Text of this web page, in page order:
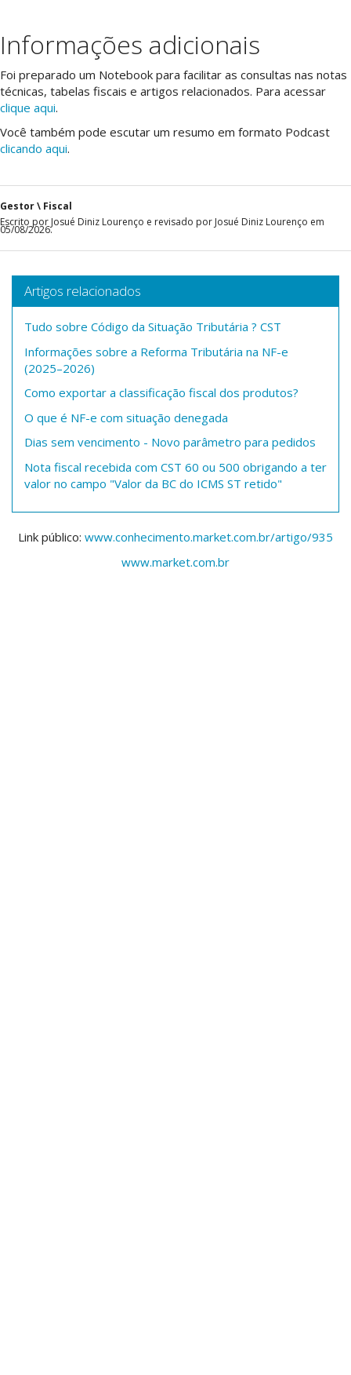
Informações adicionais
Foi preparado um Notebook para facilitar as consultas nas notas
técnicas, tabelas fiscais e artigos relacionados. Para acessar
clique aqui.
Você também pode escutar um resumo em formato Podcast
clicando aqui.
Gestor \ Fiscal
Escrito por Josué Diniz Lourenço e revisado por Josué Diniz Lourenço em
05/08/2026.
Artigos relacionados
Tudo sobre Código da Situação Tributária ? CST
Informações sobre a Reforma Tributária na NF-e
(2025–2026)
Como exportar a classificação fiscal dos produtos?
O que é NF-e com situação denegada
Dias sem vencimento - Novo parâmetro para pedidos
Nota fiscal recebida com CST 60 ou 500 obrigando a ter
valor no campo "Valor da BC do ICMS ST retido"
Link público: www.conhecimento.market.com.br/artigo/935
www.market.com.br